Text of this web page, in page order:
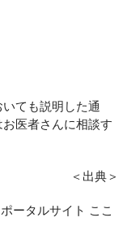
ても説明した通
医者さんに相談す
＜出典＞
ータルサイト ここ